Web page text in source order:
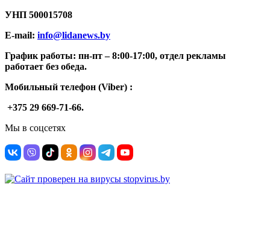
УНП 500015708
E-mail: info@lidanews.by
График работы: пн-пт –8:00-17:00, отдел рекламы
работает без обеда.
Мобильный телефон (Viber) :
+375 29 669-71-66.
Мы в соцсетях